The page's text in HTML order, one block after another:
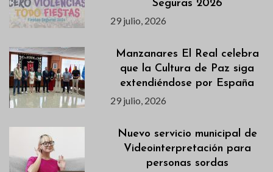
Seguras 2026
29 julio, 2026
Manzanares El Real celebra
que la Cultura de Paz siga
extendiéndose por España
29 julio, 2026
Nuevo servicio municipal de
Videointerpretación para
personas sordas